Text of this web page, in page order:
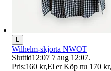
Wilhelm-skjorta NWOT
Sluttid12:07 7 aug 12:07.
Pris:160 kr,Eller Köp nu 170 kr,